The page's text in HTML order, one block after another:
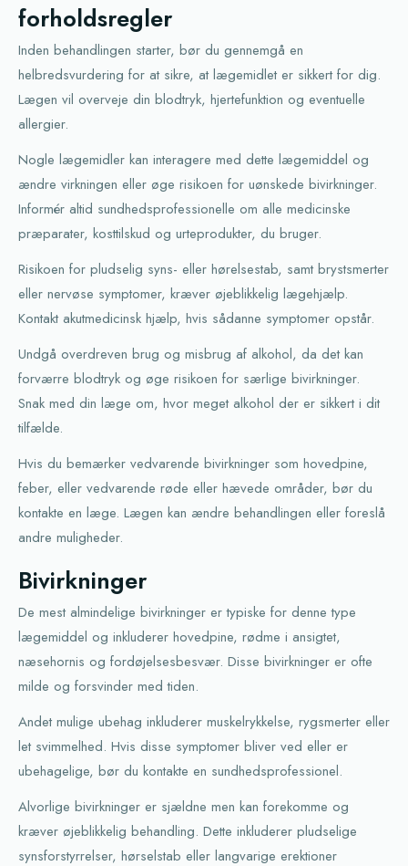
forholdsregler
Inden behandlingen starter, bør du gennemgå en
helbredsvurdering for at sikre, at lægemidlet er sikkert for dig.
Lægen vil overveje din blodtryk, hjertefunktion og eventuelle
allergier.
Nogle lægemidler kan interagere med dette lægemiddel og
ændre virkningen eller øge risikoen for uønskede bivirkninger.
Informér altid sundhedsprofessionelle om alle medicinske
præparater, kosttilskud og urteprodukter, du bruger.
Risikoen for pludselig syns- eller hørelsestab, samt brystsmerter
eller nervøse symptomer, kræver øjeblikkelig lægehjælp.
Kontakt akutmedicinsk hjælp, hvis sådanne symptomer opstår.
Undgå overdreven brug og misbrug af alkohol, da det kan
forværre blodtryk og øge risikoen for særlige bivirkninger.
Snak med din læge om, hvor meget alkohol der er sikkert i dit
tilfælde.
Hvis du bemærker vedvarende bivirkninger som hovedpine,
feber, eller vedvarende røde eller hævede områder, bør du
kontakte en læge. Lægen kan ændre behandlingen eller foreslå
andre muligheder.
Bivirkninger
De mest almindelige bivirkninger er typiske for denne type
lægemiddel og inkluderer hovedpine, rødme i ansigtet,
næsehornis og fordøjelsesbesvær. Disse bivirkninger er ofte
milde og forsvinder med tiden.
Andet mulige ubehag inkluderer muskelrykkelse, rygsmerter eller
let svimmelhed. Hvis disse symptomer bliver ved eller er
ubehagelige, bør du kontakte en sundhedsprofessionel.
Alvorlige bivirkninger er sjældne men kan forekomme og
kræver øjeblikkelig behandling. Dette inkluderer pludselige
synsforstyrrelser, hørselstab eller langvarige erektioner